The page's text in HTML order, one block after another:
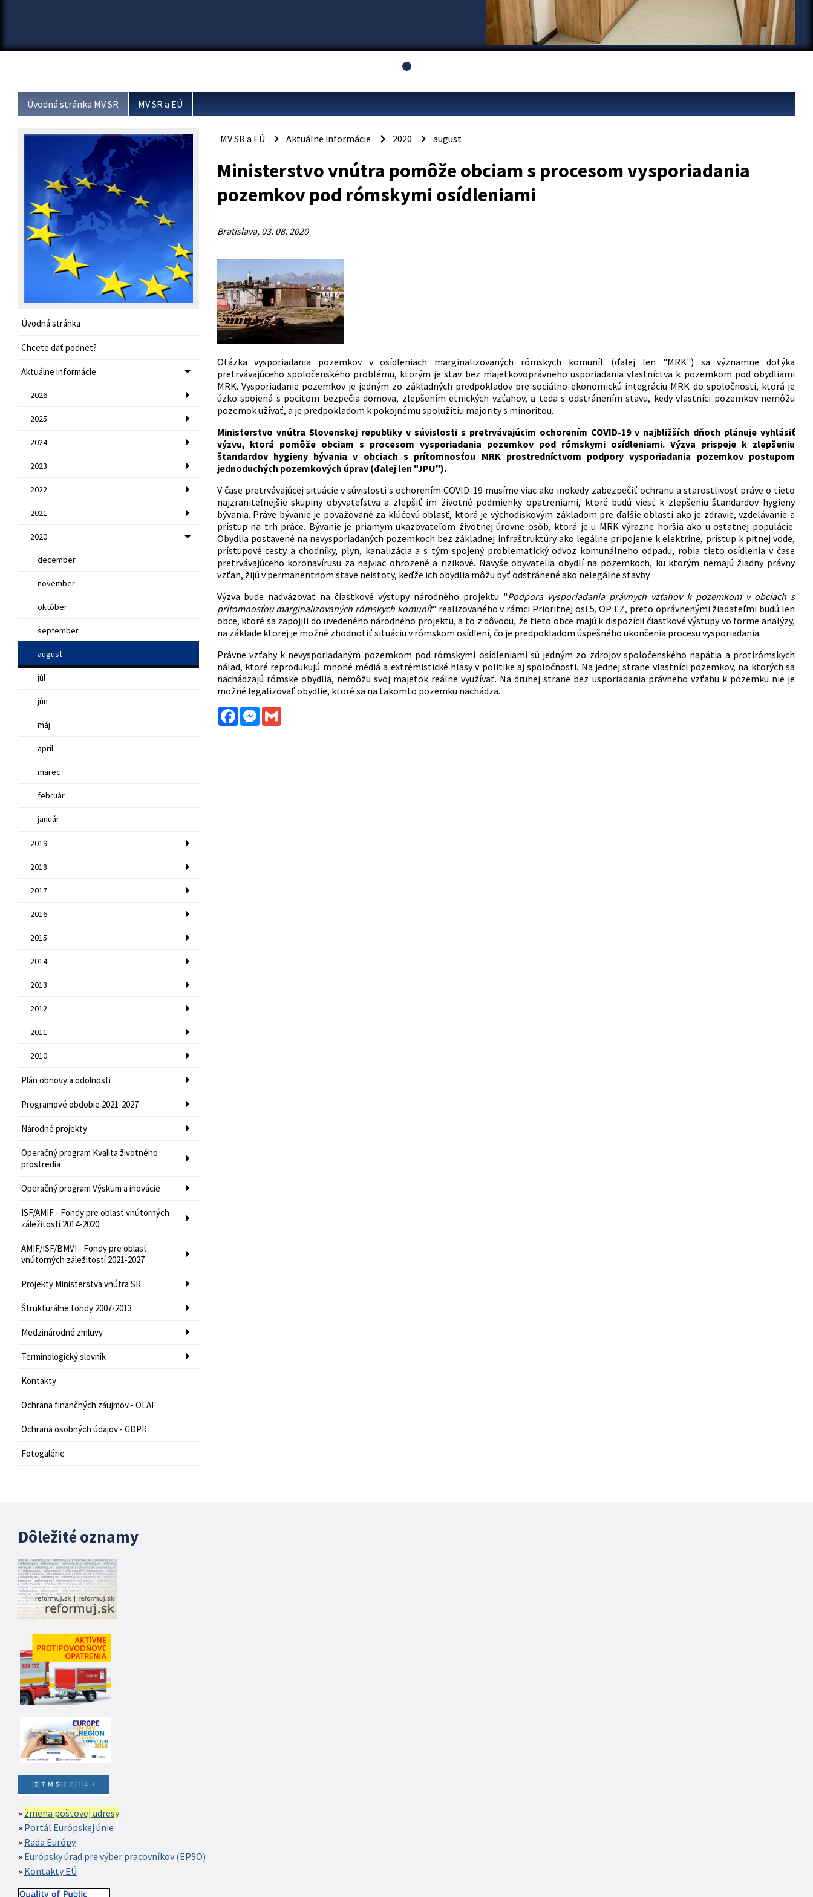
Úvodná stránka MV SR MV SR a EÚ
Úvodná stránka
Chcete dať podnet?
Aktuálne informácie
2026
2025
2024
2023
2022
2021
2020
december
november
október
september
august
júl
jún
máj
apríl
marec
február
január
2019
2018
2017
2016
2015
2014
2013
2012
2011
2010
Plán obnovy a odolnosti
Programové obdobie 2021-2027
Národné projekty
Operačný program Kvalita životného
prostredia
Operačný program Výskum a inovácie
ISF/AMIF - Fondy pre oblasť vnútorných
záležitostí 2014-2020
AMIF/ISF/BMVI - Fondy pre oblasť
vnútorných záležitostí 2021-2027
Projekty Ministerstva vnútra SR
Štrukturálne fondy 2007-2013
Medzinárodné zmluvy
Terminologický slovník
Kontakty
Ochrana finančných záujmov - OLAF
Ochrana osobných údajov - GDPR
Fotogalérie
MV SR a EÚ Aktuálne informácie 2020 august
Ministerstvo vnútra pomôže obciam s procesom vysporiadania
pozemkov pod rómskymi osídleniami
Bratislava, 03. 08. 2020
Otázka vysporiadania pozemkov v osídleniach marginalizovaných rómskych komunít (ďalej len "MRK") sa významne dotýka
pretrvávajúceho spoločenského problému, ktorým je stav bez majetkovoprávneho usporiadania vlastníctva k pozemkom pod obydliami
MRK. Vysporiadanie pozemkov je jedným zo základných predpokladov pre sociálno-ekonomickú integráciu MRK do spoločnosti, ktorá je
úzko spojená s pocitom bezpečia domova, zlepšením etnických vzťahov, a teda s odstránením stavu, kedy vlastníci pozemkov nemôžu
pozemok užívať, a je predpokladom k pokojnému spolužitiu majority s minoritou.
Ministerstvo vnútra Slovenskej republiky v súvislosti s pretrvávajúcim ochorením COVID-19 v najbližších dňoch plánuje vyhlásiť
výzvu, ktorá pomôže obciam s procesom vysporiadania pozemkov pod rómskymi osídleniami. Výzva prispeje k zlepšeniu
štandardov hygieny bývania v obciach s prítomnosťou MRK prostredníctvom podpory vysporiadania pozemkov postupom
jednoduchých pozemkových úprav (ďalej len "JPU").
V čase pretrvávajúcej situácie v súvislosti s ochorením COVID-19 musíme viac ako inokedy zabezpečiť ochranu a starostlivosť práve o tieto
najzraniteľnejšie skupiny obyvateľstva a zlepšiť im životné podmienky opatreniami, ktoré budú viesť k zlepšeniu štandardov hygieny
bývania. Práve bývanie je považované za kľúčovú oblasť, ktorá je východiskovým základom pre ďalšie oblasti ako je zdravie, vzdelávanie a
prístup na trh práce. Bývanie je priamym ukazovateľom životnej úrovne osôb, ktorá je u MRK výrazne horšia ako u ostatnej populácie.
Obydlia postavené na nevysporiadaných pozemkoch bez základnej infraštruktúry ako legálne pripojenie k elektrine, prístup k pitnej vode,
prístupové cesty a chodníky, plyn, kanalizácia a s tým spojený problematický odvoz komunálneho odpadu, robia tieto osídlenia v čase
pretrvávajúceho koronavírusu za najviac ohrozené a rizikové. Navyše obyvatelia obydlí na pozemkoch, ku ktorým nemajú žiadny právny
vzťah, žijú v permanentnom stave neistoty, keďže ich obydlia môžu byť odstránené ako nelegálne stavby.
Výzva bude nadväzovať na čiastkové výstupy národného projektu "Podpora vysporiadania právnych vzťahov k pozemkom v obciach s
prítomnosťou marginalizovaných rómskych komunít" realizovaného v rámci Prioritnej osi 5, OP ĽZ, preto oprávnenými žiadateľmi budú len
obce, ktoré sa zapojili do uvedeného národného projektu, a to z dôvodu, že tieto obce majú k dispozícii čiastkové výstupy vo forme analýzy,
na základe ktorej je možné zhodnotiť situáciu v rómskom osídlení, čo je predpokladom úspešného ukončenia procesu vysporiadania.
Právne vzťahy k nevysporiadaným pozemkom pod rómskymi osídleniami sú jedným zo zdrojov spoločenského napätia a protirómskych
nálad, ktoré reprodukujú mnohé médiá a extrémistické hlasy v politike aj spoločnosti. Na jednej strane vlastníci pozemkov, na ktorých sa
nachádzajú rómske obydlia, nemôžu svoj majetok reálne využívať. Na druhej strane bez usporiadania právneho vzťahu k pozemku nie je
možné legalizovať obydlie, ktoré sa na takomto pozemku nachádza.
FacebookMessenger
Gmail
Dôležité oznamy
zmena poštovej adresy
Portál Európskej únie
Rada Európy
Európsky úrad pre výber pracovníkov (EPSO)
Kontakty EÚ